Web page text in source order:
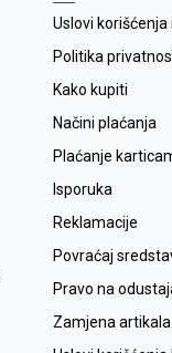
Uslovi korišćenja
Politika
Kako kupiti
Načini plaćanja
Plaćanje
Isporuka
Reklamacije
Povraćaj
Pravo na
Zamjena